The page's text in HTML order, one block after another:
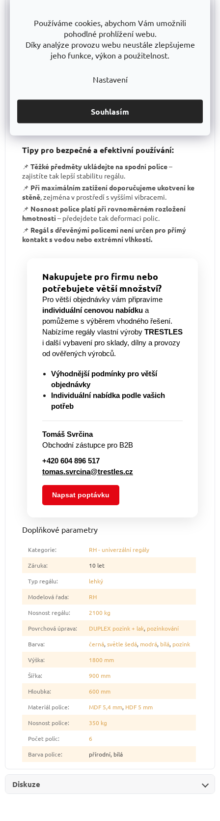
Používáme cookies, abychom Vám umožnili
pohodlné prohlížení webu.
Díky analýze provozu webu neustále zlepšujeme
jeho funkce, výkon a použitelnost.
Nastavení
Souhlasím
Bezkonkurenční poměr kvalita/cena– výborné
zpracování za férovou cenu.
📌Podpora české výroby– investujeme do lokální
produkce a technologického pokroku.
spolehněte se, že vaše skladové řešení bude
S TRESTLESsi pořizujete nejenspolehlivý regál, ale i
záruku kvality a dlouhodobé dostupnosti produktů
Tipy pro bezpečné a efektivní používání:
📌 Těžké předměty ukládejte na spodní police–
zajistíte tak lepší stabilitu regálu.
📌 Při maximálním zatížení doporučujeme ukotvení ke
stěně, zejména v prostředí s vyššími vibracemi.
📌 Nosnost police platí při rovnoměrném rozložení
hmotnosti – předejdete tak deformaci polic.
📌 Regál s dřevěnými policemi není určen pro přímý
kontakt s vodou nebo extrémní vlhkostí.
Nakupujete pro firmu nebo
potřebujete větší množství?
Pro větší objednávky vám připravíme
individuální cenovou nabídku a
pomůžeme s výběrem vhodného řešení.
Nabízíme regály vlastní výroby TRESTLES
i další vybavení pro sklady, dílny a provozy
od ověřených výrobců.
Výhodnější podmínky pro větší
objednávky
Individuální nabídka podle vašich
potřeb
Tomáš Svrčina
Obchodní zástupce pro B2B
+420 604 896 517
tomas.svrcina@trestles.cz
Napsat poptávku
Doplňkové parametry
Kategorie:
RH - univerzální regály
Záruka:
10 let
Typ regálu:
lehký
Modelová řada:
RH
Nosnost regálu:
2100 kg
Povrchová úprava: DUPLEX pozink + lak, pozinkování
Barva: černá, světle šedá, modrá, bílá, pozink
Výška:
1800 mm
Šířka:
900 mm
Hloubka:
600 mm
Materiál police: MDF 5,4 mm, HDF 5 mm
Nosnost police:
350 kg
Počet polic:
6
Barva police: přírodní, bílá
Diskuze